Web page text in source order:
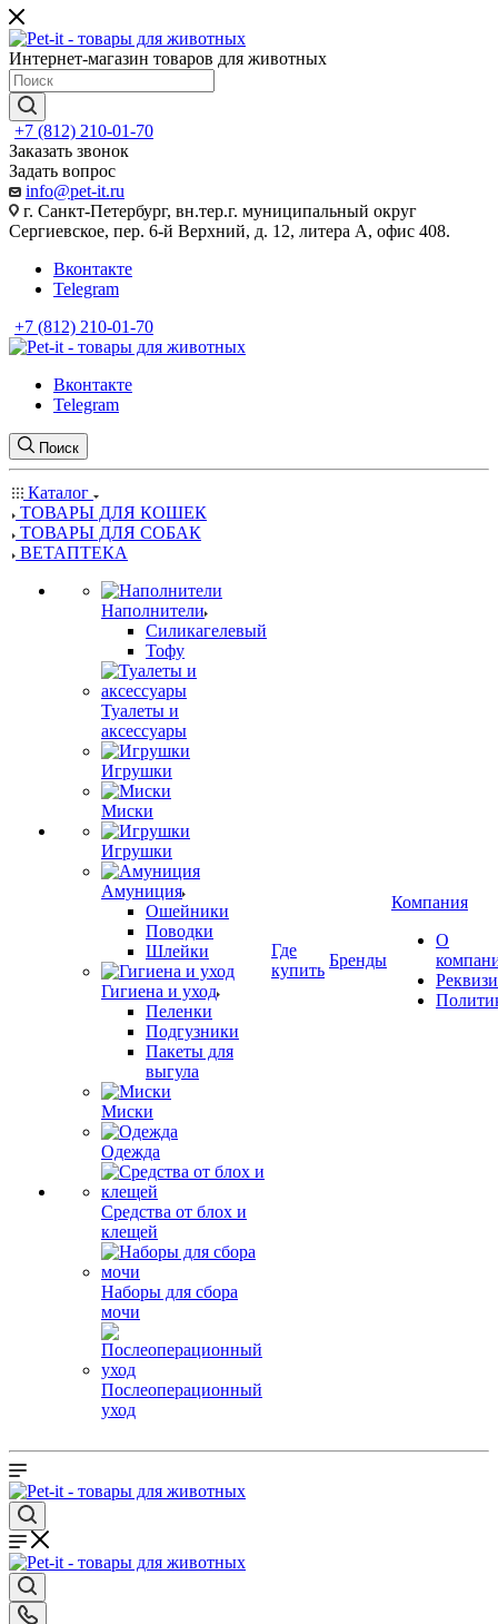
Интернет-магазин товаров для животных
+7 (812) 210-01-70
Заказать звонок
Задать вопрос
info@pet-it.ru
г. Санкт-Петербург, вн.тер.г. муниципальный округ
Сергиевское, пер. 6-й Верхний, д. 12, литера А, офис 408.
Вконтакте
Telegram
+7 (812) 210-01-70
Вконтакте
Telegram
Поиск
Каталог
ТОВАРЫ ДЛЯ КОШЕК
ТОВАРЫ ДЛЯ СОБАК
ВЕТАПТЕКА
Наполнители
Силикагелевый
Тофу
Туалеты и
аксессуары
Игрушки
Миски
Игрушки
Амуниция
Ошейники
Поводки
Шлейки
Гигиена и уход
Пеленки
Подгузники
Пакеты для
выгула
Миски
Одежда
Средства от блох и
клещей
Наборы для сбора
мочи
Послеоперационный
уход
Где
купить
Бренды
Компания
О